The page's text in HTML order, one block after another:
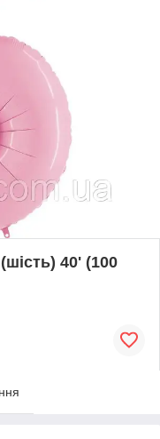
40' (100